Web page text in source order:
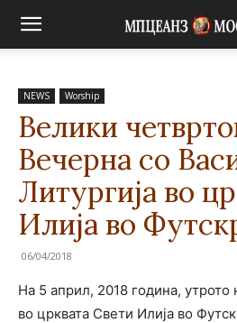
NEWS Worship
Велики
Вечерна со
Литургија во
Илија во
06/04/2018
На 5 април, 2018 година, утрото
во црквата Свети Илија во